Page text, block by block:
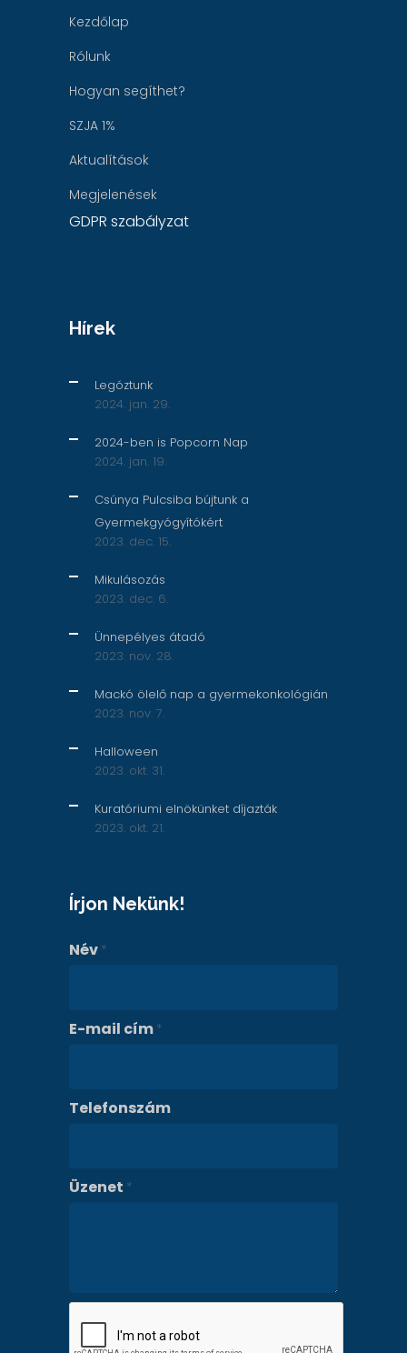
Kezdőlap
Rólunk
Hogyan segíthet?
SZJA 1%
Aktualítások
Megjelenések
GDPR szabályzat
Hírek
Legóztunk
2024. jan. 29.
2024-ben is Popcorn Nap
2024. jan. 19.
Csúnya Pulcsiba bújtunk a
Gyermekgyógyítókért
2023. dec. 15.
Mikulásozás
2023. dec. 6.
Ünnepélyes átadó
2023. nov. 28.
Mackó ölelő nap a gyermekonkológián
2023. nov. 7.
Halloween
2023. okt. 31.
Kuratóriumi elnökünket díjazták
2023. okt. 21.
Írjon Nekünk!
Név *
E-mail cím *
Telefonszám
Üzenet *